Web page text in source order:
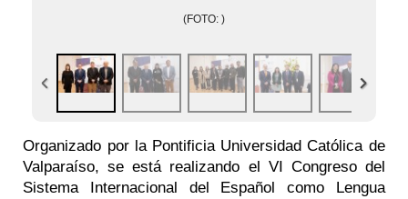
(FOTO: )
Organizado por la Pontificia Universidad Católica de
Valparaíso, se está realizando el VI Congreso del
Sistema Internacional del Español como Lengua